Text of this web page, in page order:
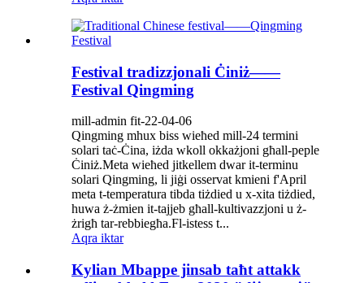
Festival tradizzjonali Ċiniż——
Festival Qingming
mill-admin fit-22-04-06
Qingming mhux biss wieħed mill-24 termini
solari taċ-Ċina, iżda wkoll okkażjoni għall-peple
Ċiniż.Meta wieħed jitkellem dwar it-terminu
solari Qingming, li jiġi osservat kmieni f'April
meta t-temperatura tibda tiżdied u x-xita tiżdied,
huwa ż-żmien it-tajjeb għall-kultivazzjoni u ż-
żrigħ tar-rebbiegħa.Fl-istess t...
Aqra iktar
Kylian Mbappe jinsab taħt attakk